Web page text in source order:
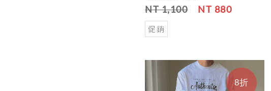
NT 1,100 NT 880
促銷
8折